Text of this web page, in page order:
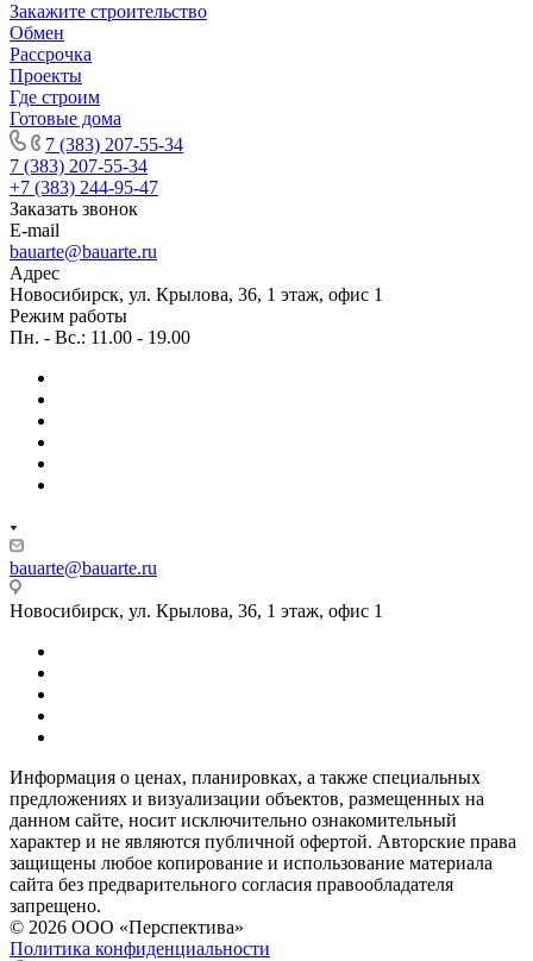
Закажите строительство
Обмен
Рассрочка
Проекты
Где строим
Готовые дома
7 (383) 207-55-34
7 (383) 207-55-34
+7 (383) 244-95-47
Заказать звонок
E-mail
bauarte@bauarte.ru
Адрес
Новосибирск, ул. Крылова, 36, 1 этаж, офис 1
Режим работы
Пн. - Вс.: 11.00 - 19.00
bauarte@bauarte.ru
Новосибирск, ул. Крылова, 36, 1 этаж, офис 1
Информация о ценах, планировках, а также специальных
предложениях и визуализации объектов, размещенных на
данном сайте, носит исключительно ознакомительный
характер и не являются публичной офертой. Авторские права
защищены любое копирование и использование материала
сайта без предварительного согласия правообладателя
запрещено.
© 2026 ООО «Перспектива»
Политика конфиденциальности